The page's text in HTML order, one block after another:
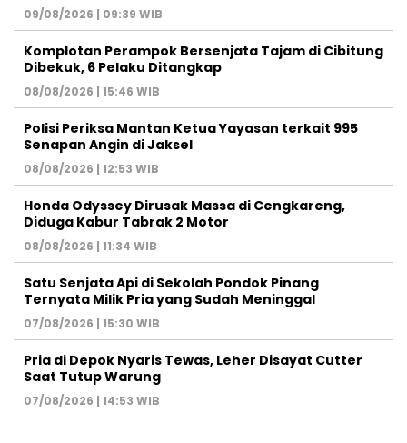
09/08/2026 | 09:39 WIB
Komplotan Perampok Bersenjata Tajam di Cibitung
Dibekuk, 6 Pelaku Ditangkap
08/08/2026 | 15:46 WIB
Polisi Periksa Mantan Ketua Yayasan terkait 995
Senapan Angin di Jaksel
08/08/2026 | 12:53 WIB
Honda Odyssey Dirusak Massa di Cengkareng,
Diduga Kabur Tabrak 2 Motor
08/08/2026 | 11:34 WIB
Satu Senjata Api di Sekolah Pondok Pinang
Ternyata Milik Pria yang Sudah Meninggal
07/08/2026 | 15:30 WIB
Pria di Depok Nyaris Tewas, Leher Disayat Cutter
Saat Tutup Warung
07/08/2026 | 14:53 WIB